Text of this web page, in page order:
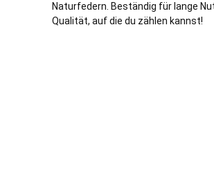
Naturfedern. Beständig für lange
Qualität, auf die du zählen kannst!